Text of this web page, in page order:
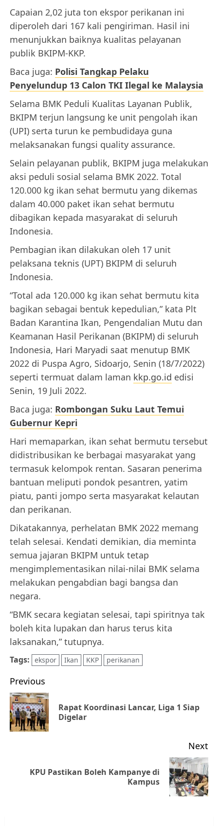
Capaian 2,02 juta ton ekspor perikanan ini
diperoleh dari 167 kali pengiriman. Hasil ini
menunjukkan baiknya kualitas pelayanan
publik BKIPM-KKP.
Baca juga: Polisi Tangkap Pelaku
Penyelundup 13 Calon TKI Ilegal ke Malaysia
Selama BMK Peduli Kualitas Layanan Publik,
BKIPM terjun langsung ke unit pengolah ikan
(UPI) serta turun ke pembudidaya guna
melaksanakan fungsi quality assurance.
Selain pelayanan publik, BKIPM juga melakukan
aksi peduli sosial selama BMK 2022. Total
120.000 kg ikan sehat bermutu yang dikemas
dalam 40.000 paket ikan sehat bermutu
dibagikan kepada masyarakat di seluruh
Indonesia.
Pembagian ikan dilakukan oleh 17 unit
pelaksana teknis (UPT) BKIPM di seluruh
Indonesia.
“Total ada 120.000 kg ikan sehat bermutu kita
bagikan sebagai bentuk kepedulian,” kata Plt
Badan Karantina Ikan, Pengendalian Mutu dan
Keamanan Hasil Perikanan (BKIPM) di seluruh
Indonesia, Hari Maryadi saat menutup BMK
2022 di Puspa Agro, Sidoarjo, Senin (18/7/2022)
seperti termuat dalam laman kkp.go.id edisi
Senin, 19 Juli 2022.
Baca juga: Rombongan Suku Laut Temui
Gubernur Kepri
Hari memaparkan, ikan sehat bermutu tersebut
didistribusikan ke berbagai masyarakat yang
termasuk kelompok rentan. Sasaran penerima
bantuan meliputi pondok pesantren, yatim
piatu, panti jompo serta masyarakat kelautan
dan perikanan.
Dikatakannya, perhelatan BMK 2022 memang
telah selesai. Kendati demikian, dia meminta
semua jajaran BKIPM untuk tetap
mengimplementasikan nilai-nilai BMK selama
melakukan pengabdian bagi bangsa dan
negara.
“BMK secara kegiatan selesai, tapi spiritnya tak
boleh kita lupakan dan harus terus kita
laksanakan,” tutupnya.
Tags: ekspor Ikan KKP perikanan
Post
navigation
Previous
Rapat Koordinasi Lancar, Liga 1 Siap
Digelar
Next
NextKPU Pastikan Boleh Kampanye di
Kampus